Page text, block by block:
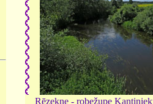
Rēzekne - robežupe